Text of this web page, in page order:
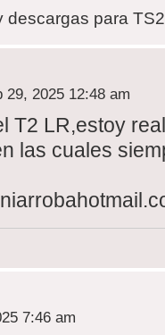
descargas para
2025 12:48 am
T2 LR,estoy
las cuales
7:46 am